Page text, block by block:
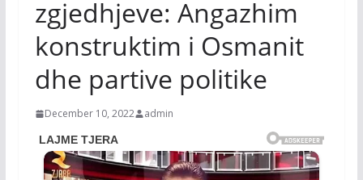
zgjedhjeve: Angazhim
konstruktim i Osmanit
dhe partive politike
December 10, 2022 admin